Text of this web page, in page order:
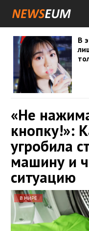
В
«Не
кнопку!»:
угробила
машину и
ситуацию
В МИРЕ